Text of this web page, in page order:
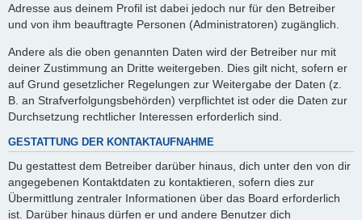
Adresse aus deinem Profil ist dabei jedoch nur für den Betreiber
und von ihm beauftragte Personen (Administratoren) zugänglich.
Andere als die oben genannten Daten wird der Betreiber nur mit
deiner Zustimmung an Dritte weitergeben. Dies gilt nicht, sofern er
auf Grund gesetzlicher Regelungen zur Weitergabe der Daten (z.
B. an Strafverfolgungsbehörden) verpflichtet ist oder die Daten zur
Durchsetzung rechtlicher Interessen erforderlich sind.
GESTATTUNG DER KONTAKTAUFNAHME
Du gestattest dem Betreiber darüber hinaus, dich unter den von dir
angegebenen Kontaktdaten zu kontaktieren, sofern dies zur
Übermittlung zentraler Informationen über das Board erforderlich
ist. Darüber hinaus dürfen er und andere Benutzer dich